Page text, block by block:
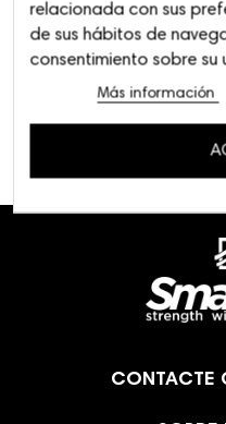
CONTACTE
relacionada con sus
de sus hábitos de
consentimiento sobre su
Más información